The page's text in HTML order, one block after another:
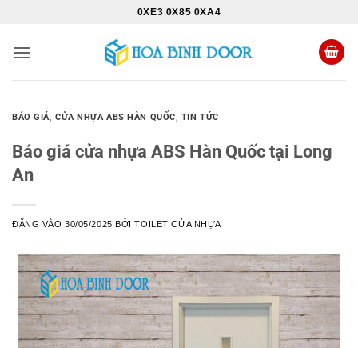
nội
0XE3 0X85 0XA4
BÁO GIÁ,CỬA NHỰA ABS HÀN QUỐC, TIN TỨC
Báo giá cửa nhựa ABS Hàn Quốc tại Long
An
ĐĂNG VÀO30/05/2025 BỞITOILET CỬA NHỰA